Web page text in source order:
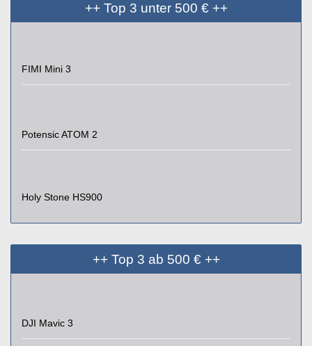
++ Top 3 unter 500 € ++
FIMI Mini 3
Potensic ATOM 2
Holy Stone HS900
++ Top 3 ab 500 € ++
DJI Mavic 3